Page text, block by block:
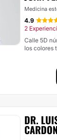
Medicina
4.9
2
Calle 5D
los colores
DR.